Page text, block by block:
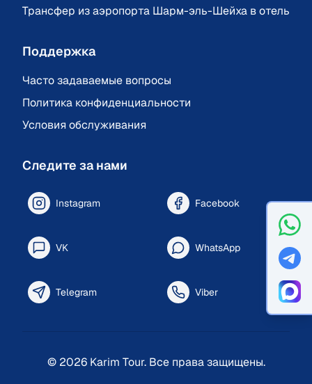
Трансфер из аэропорта Шарм-эль-Шейха в отель
Поддержка
Часто задаваемые вопросы
Политика конфиденциальности
Условия обслуживания
Следите за нами
Instagram Facebook
VK WhatsApp
Telegram Viber
© 2026Karim Tour. Все права защищены.